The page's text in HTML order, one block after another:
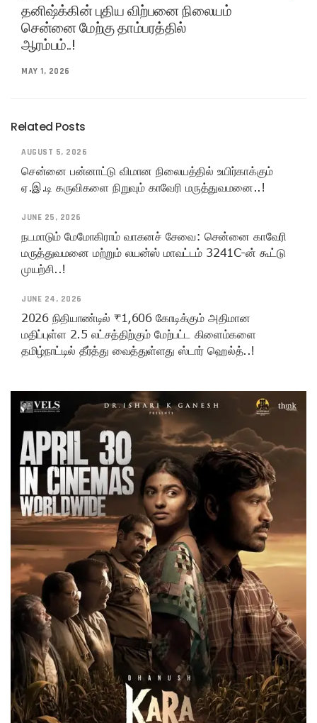
தனிஷ்க்கின் புதிய விற்பனை நிலையம்
சென்னை மேற்கு தாம்பரத்தில்
ஆரம்பம்..!
MAY 1, 2026
Related Posts
AUGUST 5, 2026
சென்னை பன்னாட்டு விமான நிலையத்தில் உயிர்காக்கும்
ஏ.இ.டி கருவிகளை நிறுவும் காவேரி மருத்துவமனை..!
JUNE 25, 2026
நடமாடும் மேமோகிராம் வாகனச் சேவை: சென்னை காவேரி
மருத்துவமனை மற்றும் லயன்ஸ் மாவட்டம் 3241C-ன் கூட்டு
முயற்சி..!
JUNE 24, 2026
2026 நிதியாண்டில் ₹1,606 கோடிக்கும் அதிமான
மதிப்புள்ள 2.5 லட்சத்திற்கும் மேற்பட்ட கிளைம்களை
தமிழ்நாட்டில் தீர்த்து வைத்துள்ளது ஸ்டார் ஹெல்த்..!